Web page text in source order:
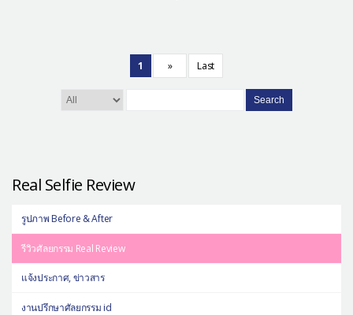
1 » Last
Search
Real Selfie Review
รูปภาพ Before & After
รีวิวศัลยกรรม Real Review
แจ้งประกาศ, ข่าวสาร
งานปรึกษาศัลยกรรม id